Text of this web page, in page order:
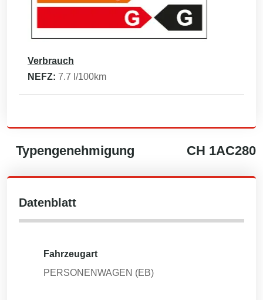
Verbrauch
NEFZ: 7.7 l/100km
Typengenehmigung CH 1AC280
Datenblatt
Fahrzeugart
PERSONENWAGEN (EB)